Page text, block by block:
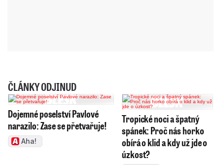
ČLÁNKY ODJINUD
Dojemné poselství Pavlové
narazilo: Zase se přetvařuje!
Aha!
Tropické noci a špatný
spánek: Proč nás horko
obírá o klid a kdy už jde o
úzkost?